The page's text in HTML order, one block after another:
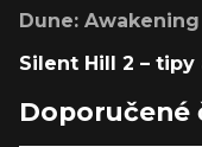
Dune:
Silent Hill 2 –
Doporučené